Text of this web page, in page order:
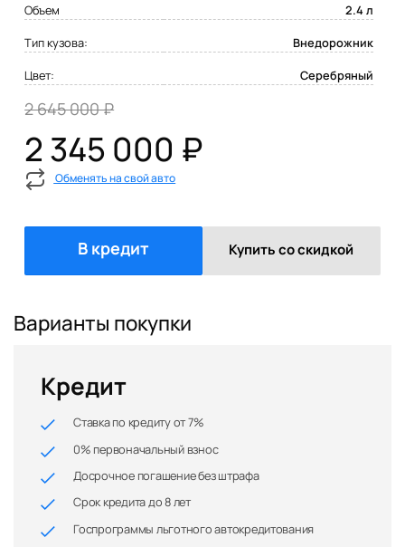
Объем
2.4 л
Тип кузова:
Внедорожник
Цвет:
Серебряный
2 645 000 ₽
2 345 000 ₽
Обменять на свой авто
В кредит Купить со скидкой
Варианты покупки
Кредит
Ставка по кредиту от 7%
0% первоначальный взнос
Досрочное погашение без штрафа
Срок кредита до 8 лет
Госпрограммы льготного автокредитования